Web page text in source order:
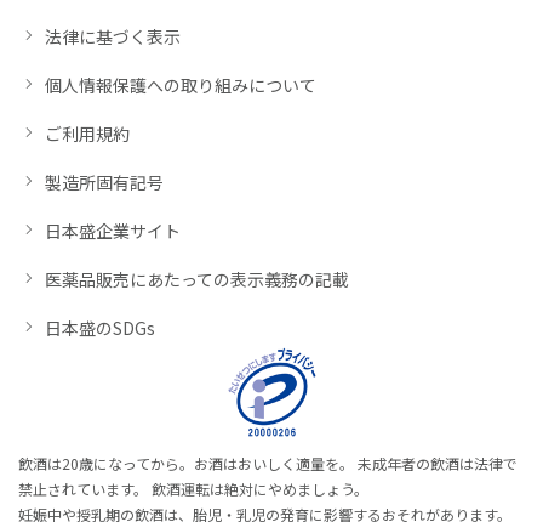
法律に基づく表示
個人情報保護への取り組みについて
ご利用規約
製造所固有記号
日本盛企業サイト
医薬品販売にあたっての表示義務の記載
日本盛のSDGs
飲酒は20歳になってから。お酒はおいしく適量を。 未成年者の飲酒は法律で
禁止されています。 飲酒運転は絶対にやめましょう。
妊娠中や授乳期の飲酒は、胎児・乳児の発育に影響するおそれがあります。